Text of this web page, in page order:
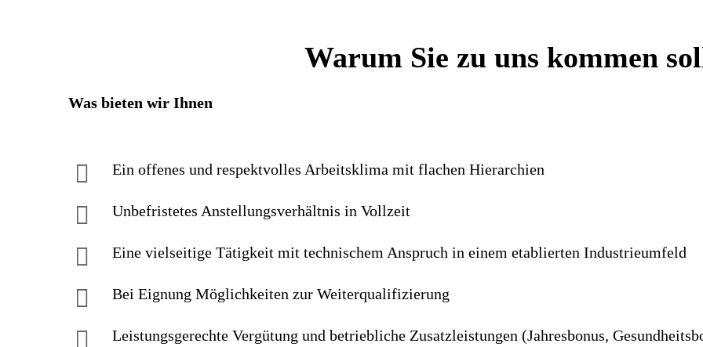
Warum Sie zu uns kommen
Was bieten wir Ihnen
Ein offenes und respektvolles Arbeitsklima mit flachen Hierarchien
Unbefristetes Anstellungsverhältnis in Vollzeit
Eine vielseitige Tätigkeit mit technischem Anspruch in einem etablierten Industrieumfeld
Bei Eignung Möglichkeiten zur Weiterqualifizierung
Leistungsgerechte Vergütung und betriebliche Zusatzleistungen (Jahresbonus,